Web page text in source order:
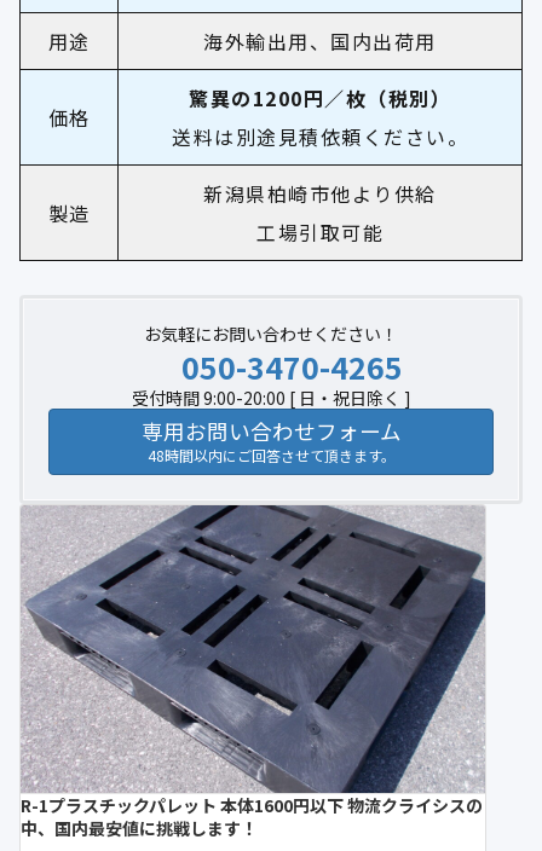
用途
海外輸出用、国内出荷用
価格
驚異の1200円／枚（税別）
送料は別途見積依頼ください。
製造
新潟県柏崎市他より供給
工場引取可能
お気軽にお問い合わせください！
050-3470-4265
受付時間 9:00-20:00 [ 日・祝日除く ]
専用お問い合わせフォーム
48時間以内にご回答させて頂きます。
R-1プラスチックパレット 本体1600円以下 物流クライシスの
中、国内最安値に挑戦します！